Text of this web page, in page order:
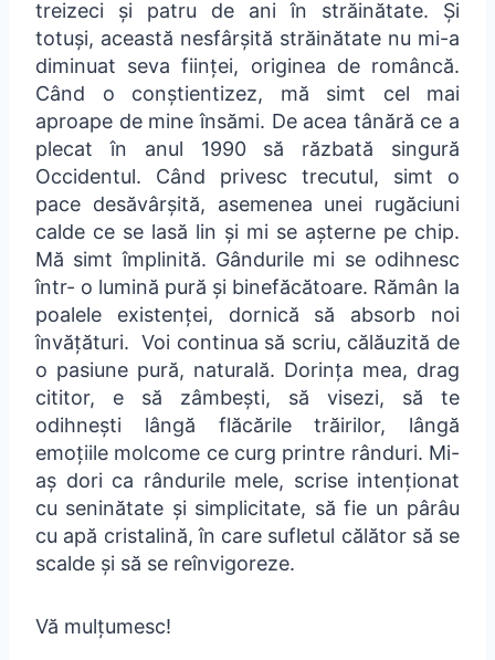
treizeci și patru de ani în străinătate. Și
totuși, această nesfârșită străinătate nu mi-a
diminuat seva ființei, originea de româncă.
Când o conștientizez, mă simt cel mai
aproape de mine însămi. De acea tânără ce a
plecat în anul 1990 să răzbată singură
Occidentul. Când privesc trecutul, simt o
pace desăvârșită, asemenea unei rugăciuni
calde ce se lasă lin și mi se așterne pe chip.
Mă simt împlinită. Gândurile mi se odihnesc
într- o lumină pură și binefăcătoare. Rămân la
poalele existenței, dornică să absorb noi
învățături. Voi continua să scriu, călăuzită de
o pasiune pură, naturală. Dorința mea, drag
cititor, e să zâmbești, să visezi, să te
odihnești lângă flăcările trăirilor, lângă
emoțiile molcome ce curg printre rânduri. Mi-
aș dori ca rândurile mele, scrise intenționat
cu seninătate și simplicitate, să fie un pârâu
cu apă cristalină, în care sufletul călător să se
scalde și să se reînvigoreze.
Vă mulțumesc!